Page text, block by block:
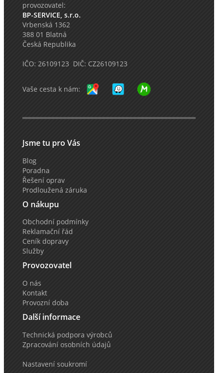
provozovatel:
BP-SERVICE, s.r.o.
Vrbenská 1362
388 01 Blatná
Česká Republika
IČO: 26109123 DIČ: CZ26109123
Vaše cesta k nám:
Jsme tu pro Vás
Blog
Poradna
Řešení oprav
Prodloužená záruka
O nákupu
Obchodní podmínky
Reklamační řád
Ceník dopravy
Služby
Provozovatel
O nás
Kontakt
Provozní doba
Další informace
Technická podpora výrobců
Zpracování osobních údajů
Nastavení soukromí